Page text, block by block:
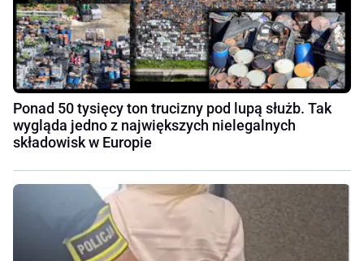
Ponad 50 tysięcy ton trucizny pod lupą służb. Tak
wygląda jedno z największych nielegalnych
składowisk w Europie